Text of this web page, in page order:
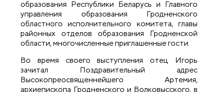
образования Республики Беларусь и Главного
управления образования Гродненского
областного исполнительного комитета, главы
районных отделов образования Гродненской
области, многочисленные приглашенные гости.
Во время своего выступления отец Игорь
зачитал Поздравительный адрес
Высокопреосвященнейшего Артемия,
архиепископа Гродненского и Волковысского, в